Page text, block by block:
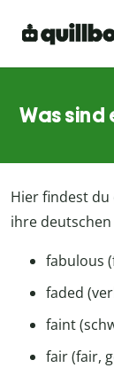
Was sind
Hier findest du
ihre
fabulous
faded
faint
fair (fair,